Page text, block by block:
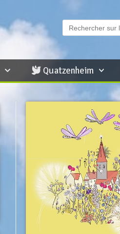
Quatzenheim